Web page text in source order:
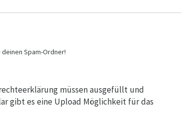
Spam-Ordner!
müssen ausgefüllt und
gibt es eine Upload Möglichkeit für das